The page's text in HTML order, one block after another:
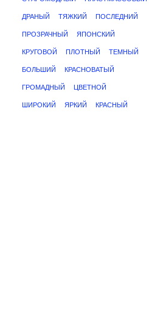
ДРАНЫЙ ТЯЖКИЙ ПОСЛЕДНИЙ
ПРОЗРАЧНЫЙ ЯПОНСКИЙ
КРУГОВОЙ ПЛОТНЫЙ ТЕМНЫЙ
БОЛЬШИЙ КРАСНОВАТЫЙ
ГРОМАДНЫЙ ЦВЕТНОЙ
ШИРОКИЙ ЯРКИЙ КРАСНЫЙ